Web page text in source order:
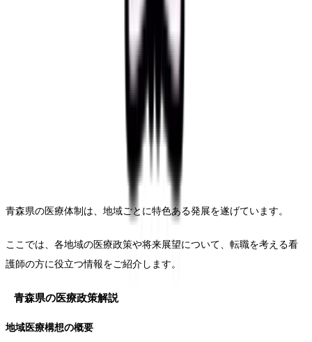
青森県の医療体制は、地域ごとに特色ある発展を遂げています。
ここでは、各地域の医療政策や将来展望について、転職を考える看
護師の方に役立つ情報をご紹介します。
青森県の医療政策解説
地域医療構想の概要